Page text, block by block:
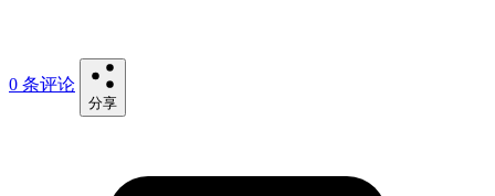
0 条评论
分享